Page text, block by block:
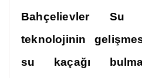
Bahçelievler Su
teknolojinin
su kaçağı